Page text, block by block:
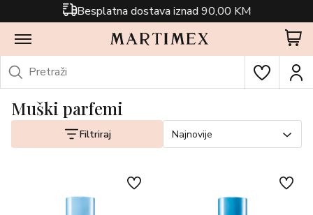
Besplatna dostava iznad 90,00 KM
Muški parfemi
Filtriraj Najnovije